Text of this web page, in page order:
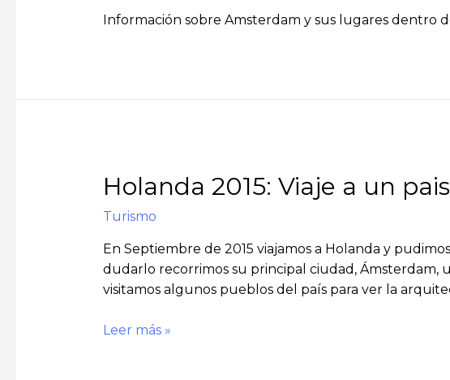
Información sobre Amsterdam y sus lugares dentro
Holanda 2015: Viaje a un
Turismo
En Septiembre de 2015 viajamos a Holanda y
dudarlo recorrimos su principal ciudad, Ámsterdam,
visitamos algunos pueblos del país para ver la
Holanda
Leer más »